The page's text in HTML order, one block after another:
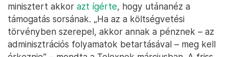
minisztert akkor azt ígérte, hogy utánanéz a
támogatás sorsának. „Ha az a költségvetési
törvényben szerepel, akkor annak a pénznek – az
adminisztrációs folyamatok betartásával – meg kell